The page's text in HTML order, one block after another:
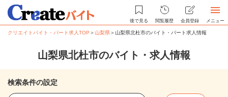
後で見る 閲覧履歴 会員登録 メニュー
クリエイトバイト・パート求人TOP ＞山梨県＞山梨県北杜市のバイト・パート求人情報
山梨県北杜市のバイト・求人情報
検索条件の設定